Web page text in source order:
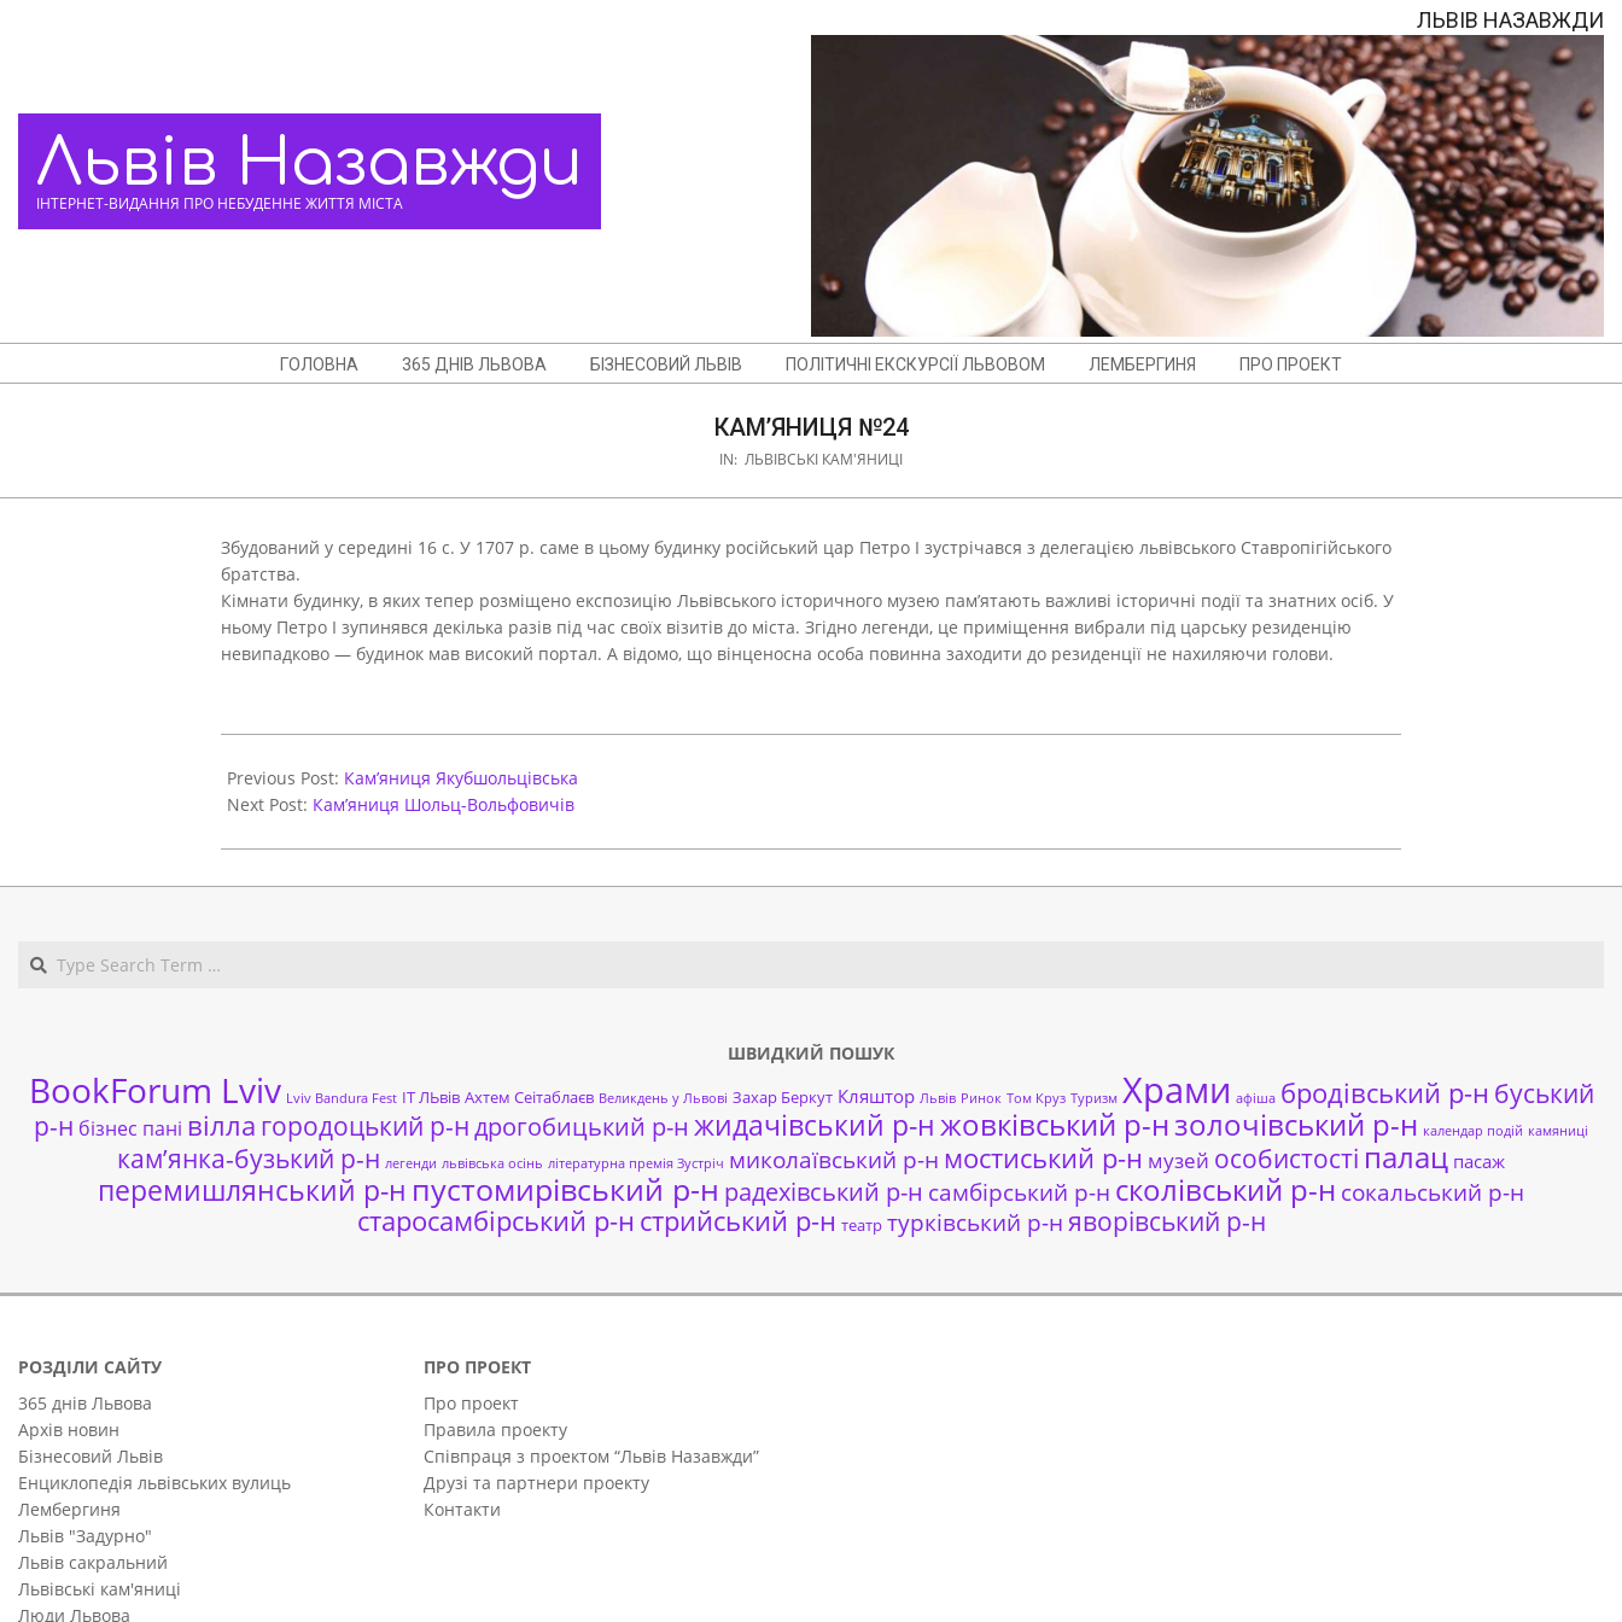
Львів Назавжди
ІНТЕРНЕТ-ВИДАННЯ ПРО НЕБУДЕННЕ ЖИТТЯ МІСТА
ЛЬВІВ НАЗАВЖДИ
Menu
ГОЛОВНА 365 ДНІВ ЛЬВОВА БІЗНЕСОВИЙ ЛЬВІВ ПОЛІТИЧНІ ЕКСКУРСІЇ ЛЬВОВОМ ЛЕМБЕРГИНЯ ПРО ПРОЕКТ
КАМ’ЯНИЦЯ №24
IN: ЛЬВІВСЬКІ КАМ'ЯНИЦІ
Збудований у середині 16 с. У 1707 р. саме в цьому будинку російський цар Петро І зустрічався з делегацією львівського Ставропігійського
братства.
Кімнати будинку, в яких тепер розміщено експозицію Львівського історичного музею пам’ятають важливі історичні події та знатних осіб. У
ньому Петро I зупинявся декілька разів під час своїх візитів до міста. Згідно легенди, це приміщення вибрали під царську резиденцію
невипадково — будинок мав високий портал. А відомо, що вінценосна особа повинна заходити до резиденції не нахиляючи голови.
03-
29
Previous Post: Кам’яниця Якубшольцівська
Next Post: Кам’яниця Шольц-Вольфовичів
ШВИДКИЙ ПОШУК
BookForum Lviv Lviv Bandura Fest ІТ ЛЬвів Ахтем Сеітаблаєв Великдень у Львові Захар Беркут Кляштор Львів Ринок Том Круз Туризм Храми афіша бродівський р-н буський
р-н бізнес пані вілла городоцький р-ндрогобицький р-н жидачівський р-нжовківський р-нзолочівський р-н календар подій камяниці
кам’янка-бузький р-н легенди львівська осінь літературна премія Зустріч миколаївський р-н мостиський р-н музей особистості палац пасаж
перемишлянський р-н пустомирівський р-н радехівський р-н самбірський р-н сколівський р-н сокальський р-н
старосамбірський р-н стрийський р-н театр турківський р-н яворівський р-н
РОЗДІЛИ САЙТУ
365 днів Львова
Архів новин
Бізнесовий Львів
Енциклопедія львівських вулиць
Лембергиня
Львів "Задурно"
Львів сакральний
Львівські кам'яниці
Люди Львова
ПРО ПРОЕКТ
Про проект
Правила проекту
Співпраця з проектом “Львів Назавжди”
Друзі та партнери проекту
Контакти